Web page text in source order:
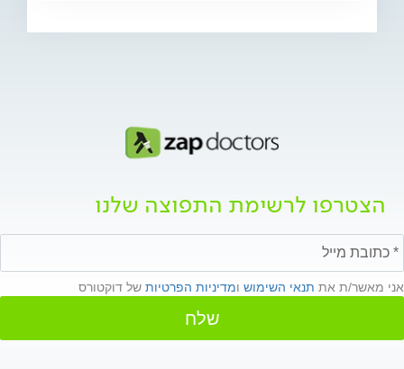
הצטרפו לרשימת התפוצה שלנו
אני מאשר/ת את תנאי השימוש ומדיניות הפרטיות של דוקטורס
שלח